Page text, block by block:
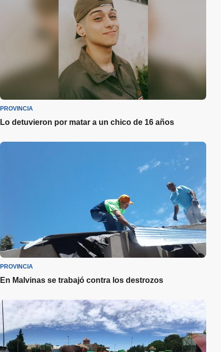
PROVINCIA
Lo detuvieron por matar a un chico de 16 años
PROVINCIA
En Malvinas se trabajó contra los destrozos